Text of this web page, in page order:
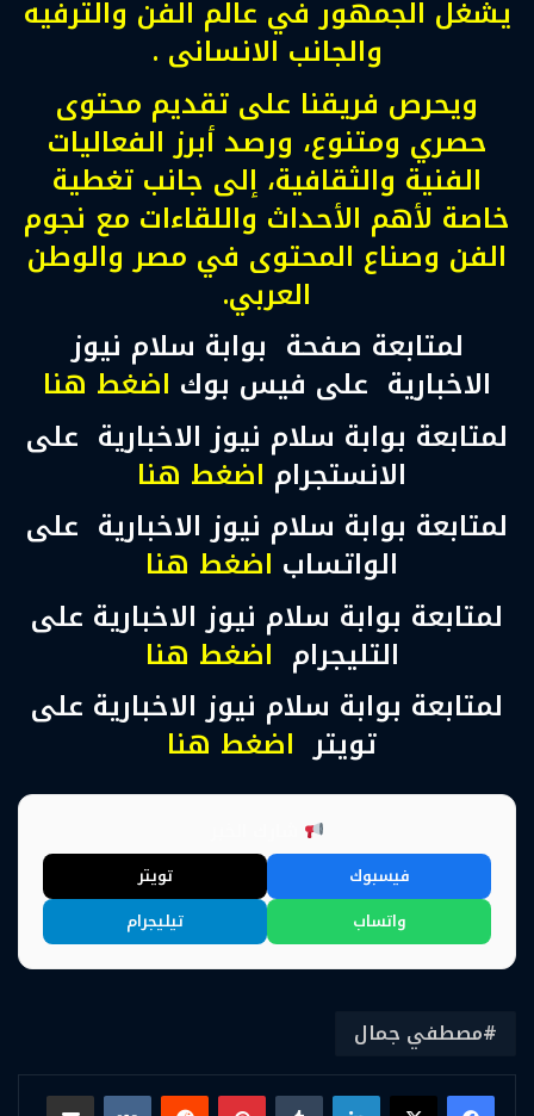
يشغل الجمهور في عالم الفن والترفيه
والجانب الانسانى .
ويحرص فريقنا على تقديم محتوى
حصري ومتنوع، ورصد أبرز الفعاليات
الفنية والثقافية، إلى جانب تغطية
خاصة لأهم الأحداث واللقاءات مع نجوم
الفن وصناع المحتوى في مصر والوطن
العربي.
لمتابعة صفحة بوابة سلام نيوز
الاخبارية على فيس بوك اضغط هنا
لمتابعة بوابة سلام نيوز الاخبارية على
الانستجرام اضغط هنا
لمتابعة بوابة سلام نيوز الاخبارية على
الواتساب اضغط هنا
لمتابعة بوابة سلام نيوز الاخبارية على
التليجرام اضغط هنا
لمتابعة بوابة سلام نيوز الاخبارية على
تويتر اضغط هنا
فيسبوك
تويتر
واتساب
تيليجرام
مصطفي جمال
لينكدإن بينتيريست
مشاركة عبر البريد